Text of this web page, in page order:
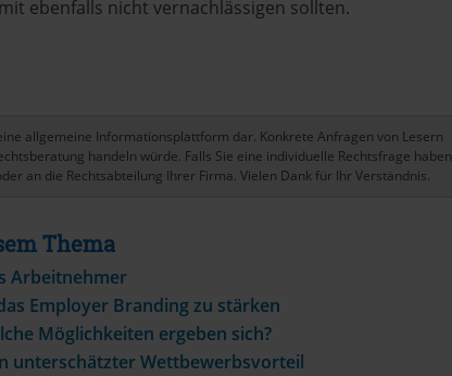
ebenfalls nicht vernachlässigen sollten.
allgemeine Informationsplattform dar. Konkrete Anfragen von Lesern
handeln würde. Falls Sie eine individuelle Rechtsfrage haben
an die Rechtsabteilung Ihrer Firma. Vielen Dank für Ihr Verständnis.
Thema
Arbeitnehmer
Employer Branding zu stärken
Möglichkeiten ergeben sich?
unterschätzter Wettbewerbsvorteil